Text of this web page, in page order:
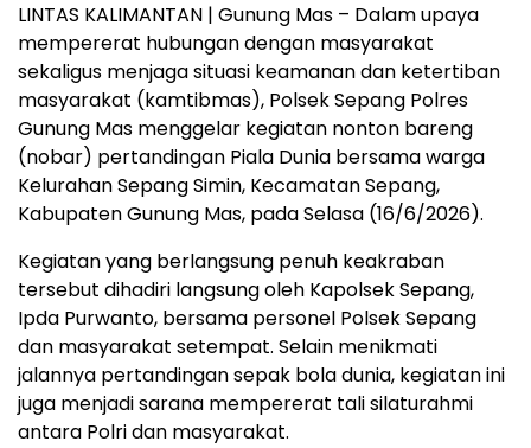
LINTAS KALIMANTAN | Gunung Mas – Dalam upaya
mempererat hubungan dengan masyarakat
sekaligus menjaga situasi keamanan dan ketertiban
masyarakat (kamtibmas), Polsek Sepang Polres
Gunung Mas menggelar kegiatan nonton bareng
(nobar) pertandingan Piala Dunia bersama warga
Kelurahan Sepang Simin, Kecamatan Sepang,
Kabupaten Gunung Mas, pada Selasa (16/6/2026).
Kegiatan yang berlangsung penuh keakraban
tersebut dihadiri langsung oleh Kapolsek Sepang,
Ipda Purwanto, bersama personel Polsek Sepang
dan masyarakat setempat. Selain menikmati
jalannya pertandingan sepak bola dunia, kegiatan ini
juga menjadi sarana mempererat tali silaturahmi
antara Polri dan masyarakat.